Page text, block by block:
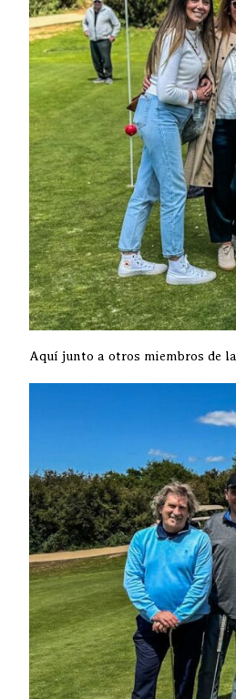
Aquí junto a otros miembros de